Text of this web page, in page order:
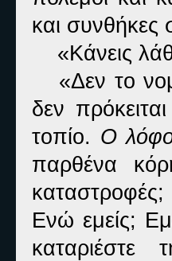
και συνθήκες
«Κάνεις
«Δεν το
δεν
τοπίο. Ο
παρθένα
Ενώ εμείς;